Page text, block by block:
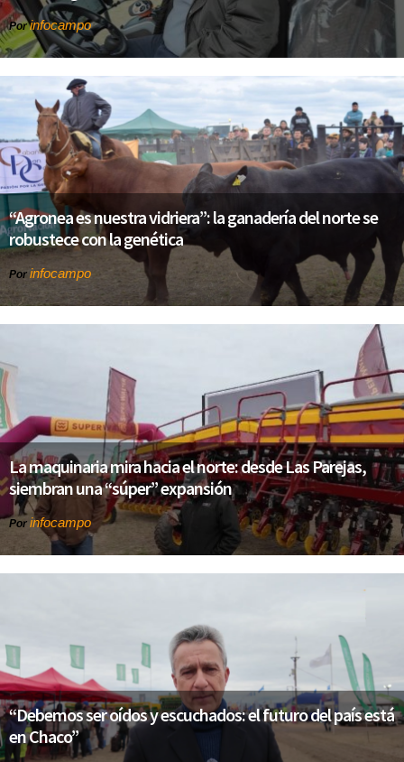
Porinfocampo
“Agronea es nuestra vidriera”: la ganadería del norte se
robustece con la genética
Por infocampo
La maquinaria mira hacia el norte: desde Las Parejas,
siembran una “súper” expansión
Por infocampo
“Debemos ser oídos y escuchados: el futuro del país está
en Chaco”